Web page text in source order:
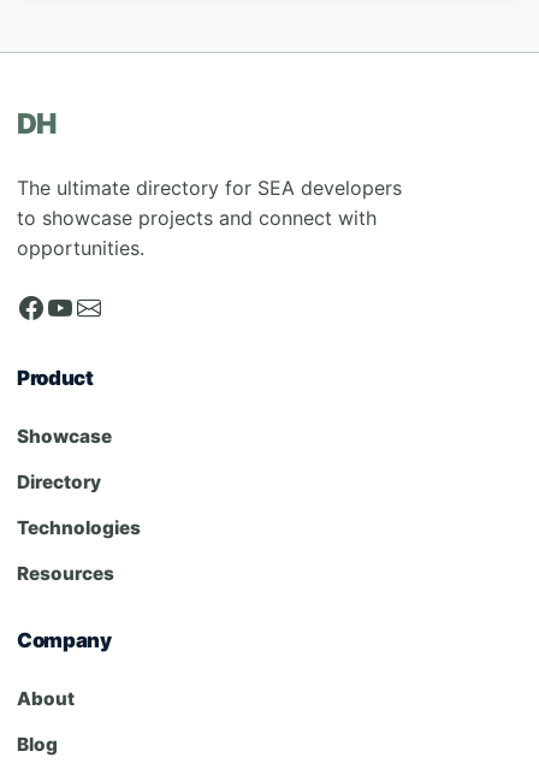
DH
The ultimate directory for SEA developers
to showcase projects and connect with
opportunities.
Product
Showcase
Directory
Technologies
Resources
Company
About
Blog